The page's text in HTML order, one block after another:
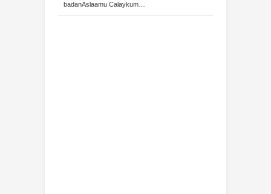
badanAslaamu Calaykum…